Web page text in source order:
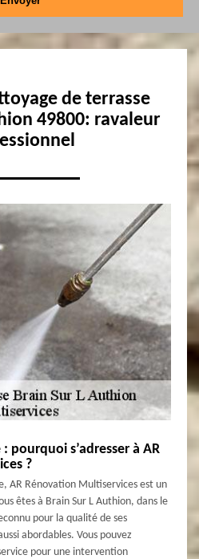
de terrasse
49800: ravaleur
pourquoi s’adresser à AR
?
AR Rénovation Multiservices est un
êtes à Brain Sur L Authion, dans le
pour la qualité de ses
abordables. Vous pouvez
pour une intervention